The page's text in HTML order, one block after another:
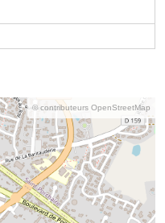
© contributeurs OpenStreetMap